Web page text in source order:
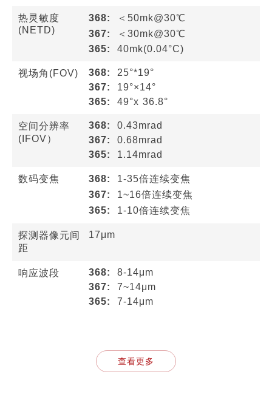
热灵敏度
(NETD)
368:
＜50mk@30℃
367:
＜30mk@30℃
365:
40mk(0.04°C)
视场角(FOV) 368:
25°*19°
367:
19°×14°
365:
49°x 36.8°
空间分辨率
(IFOV）
368:
0.43mrad
367:
0.68mrad
365:
1.14mrad
数码变焦 368:
1-35倍连续变焦
367:
1~16倍连续变焦
365:
1-10倍连续变焦
探测器像元间
距
17μm
响应波段 368:
8-14μm
367:
7~14μm
365:
7-14μm
查看更多